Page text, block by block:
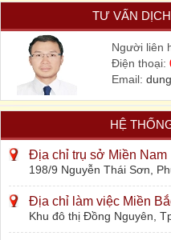
TƯ VẤN
Người liên
Điện thoại:
Email:
HỆ
Địa chỉ trụ sở Miền Nam
198/9 Nguyễn Thái Sơn,
Địa chỉ làm việc Miền
Khu đô thị Đồng Nguyên,